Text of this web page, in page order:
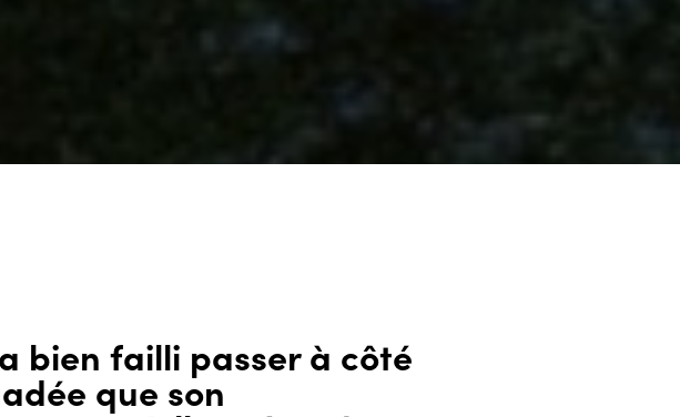
bien failli passer à côté
que son